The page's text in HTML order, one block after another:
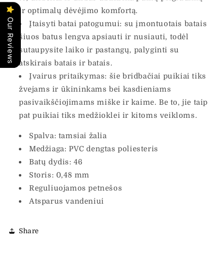
ir optimalų dėvėjimo komfortą.
Įtaisyti batai patogumui: su įmontuotais batais
šiuos batus lengva apsiauti ir nusiauti, todėl
sutaupysite laiko ir pastangų, palyginti su
atskirais batais ir batais.
Įvairus pritaikymas: šie bridbačiai puikiai tiks
žvejams ir ūkininkams bei kasdieniams
pasivaikščiojimams miške ir kaime. Be to, jie taip
pat puikiai tiks medžioklei ir kitoms veikloms.
Spalva: tamsiai žalia
Medžiaga: PVC dengtas poliesteris
Batų dydis: 46
Storis: 0,48 mm
Reguliuojamos petnešos
Atsparus vandeniui
Share
Our Reviews